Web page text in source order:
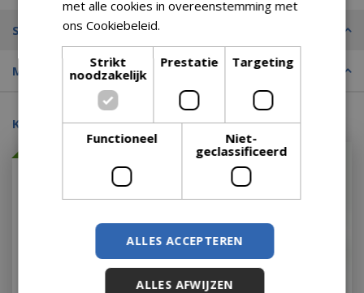
Specificaties
Merk
Kijk ook eens naar:
met alle cookies in overeenstemming met
ons Cookiebeleid.
Strikt
noodzakelijk
Prestatie Targeting
Functioneel
Niet-
geclassificeerd
ALLES ACCEPTEREN
ALLES AFWIJZEN